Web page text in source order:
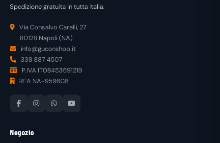
Spedizione gratuita in tutta Italia.
Via Consalvo Carelli, 27
80128 Napoli (NA)
info@guconshop.it
338 887 4507
P.IVA IT08453591219
REA NA-959608
Negozio